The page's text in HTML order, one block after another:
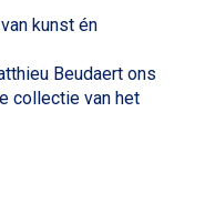
kunst én
Beudaert ons
collectie van het